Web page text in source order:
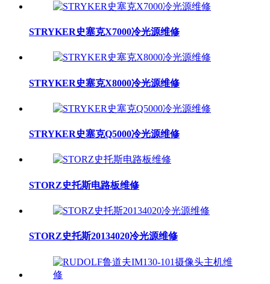
STRYKER史塞克X7000冷光源维修
STRYKER史塞克X8000冷光源维修
STRYKER史塞克Q5000冷光源维修
STORZ史托斯电路板维修
STORZ史托斯20134020冷光源维修